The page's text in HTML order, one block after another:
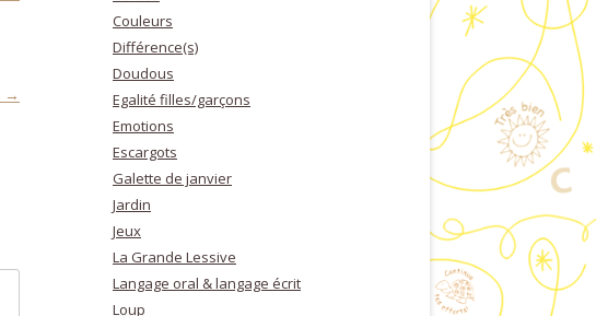
→
Couleurs
Différence(s)
Doudous
Egalité filles/garçons
Emotions
Escargots
Galette de janvier
Jardin
Jeux
La Grande Lessive
Langage oral & langage écrit
Loup